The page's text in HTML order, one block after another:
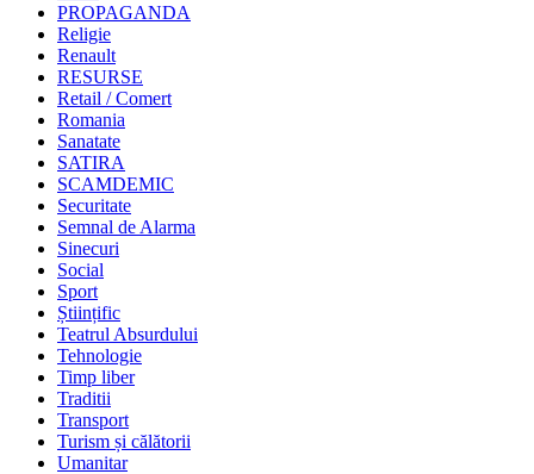
PROPAGANDA
Religie
Renault
RESURSE
Retail / Comert
Romania
Sanatate
SATIRA
SCAMDEMIC
Securitate
Semnal de Alarma
Sinecuri
Social
Sport
Științific
Teatrul Absurdului
Tehnologie
Timp liber
Traditii
Transport
Turism și călătorii
Umanitar